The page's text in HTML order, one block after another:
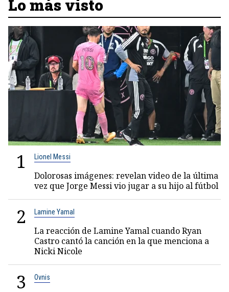
Lo más visto
1 Lionel Messi
Dolorosas imágenes: revelan video de la última
vez que Jorge Messi vio jugar a su hijo al fútbol
2 Lamine Yamal
La reacción de Lamine Yamal cuando Ryan
Castro cantó la canción en la que menciona a
Nicki Nicole
3 Ovnis